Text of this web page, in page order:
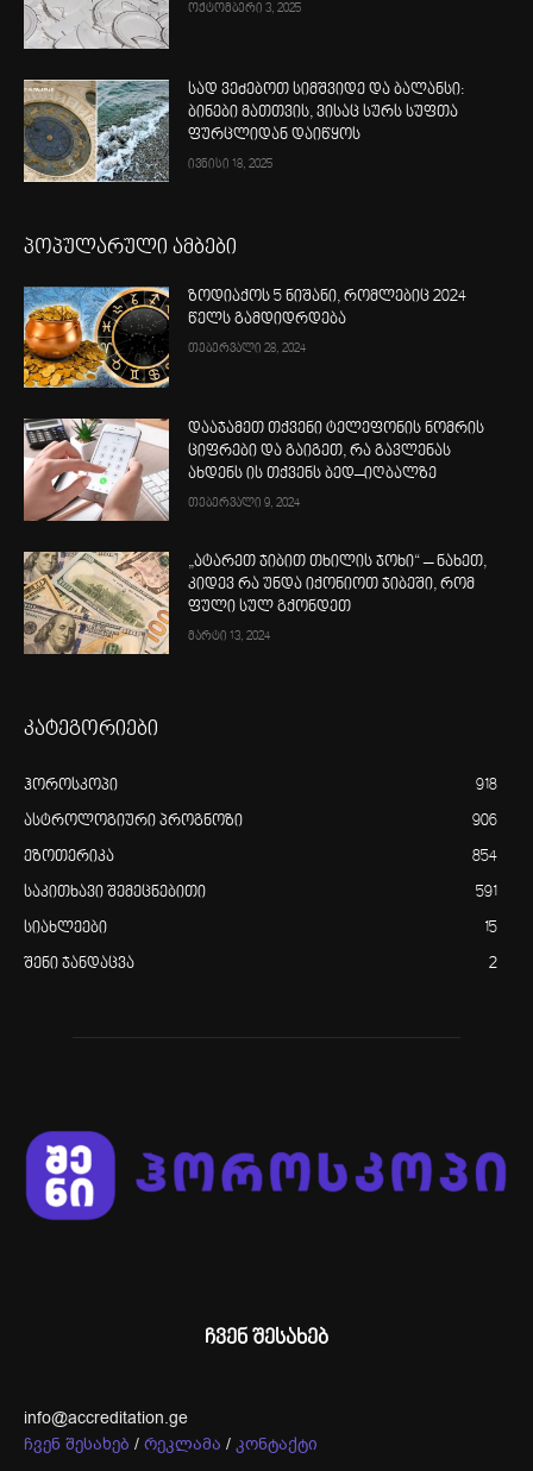
ოქტომბერი 3, 2025
სად ვეძებოთ სიმშვიდე და ბალანსი:
ბინები მათთვის, ვისაც სურს სუფთა
ფურცლიდან დაიწყოს
ივნისი 18, 2025
პოპულარული ამბები
ზოდიაქოს 5 ნიშანი, რომლებიც 2024
წელს გამდიდრდება
თებერვალი 28, 2024
დააჯამეთ თქვენი ტელეფონის ნომრის
ციფრები და გაიგეთ, რა გავლენას
ახდენს ის თქვენს ბედ–იღბალზე
თებერვალი 9, 2024
„ატარეთ ჯიბით თხილის ჯოხი“ – ნახეთ,
კიდევ რა უნდა იქონიოთ ჯიბეში, რომ
ფული სულ გქონდეთ
მარტი 13, 2024
კატეგორიები
ჰოროსკოპი 918
ასტროლოგიური პროგნოზი 906
ეზოთერიკა 854
საკითხავი შემეცნებითი 591
სიახლეები 15
შენი ჯანდაცვა 2
ჩვენ შესახებ
info@accreditation.ge
ჩვენ შესახებ / რეკლამა / კონტაქტი